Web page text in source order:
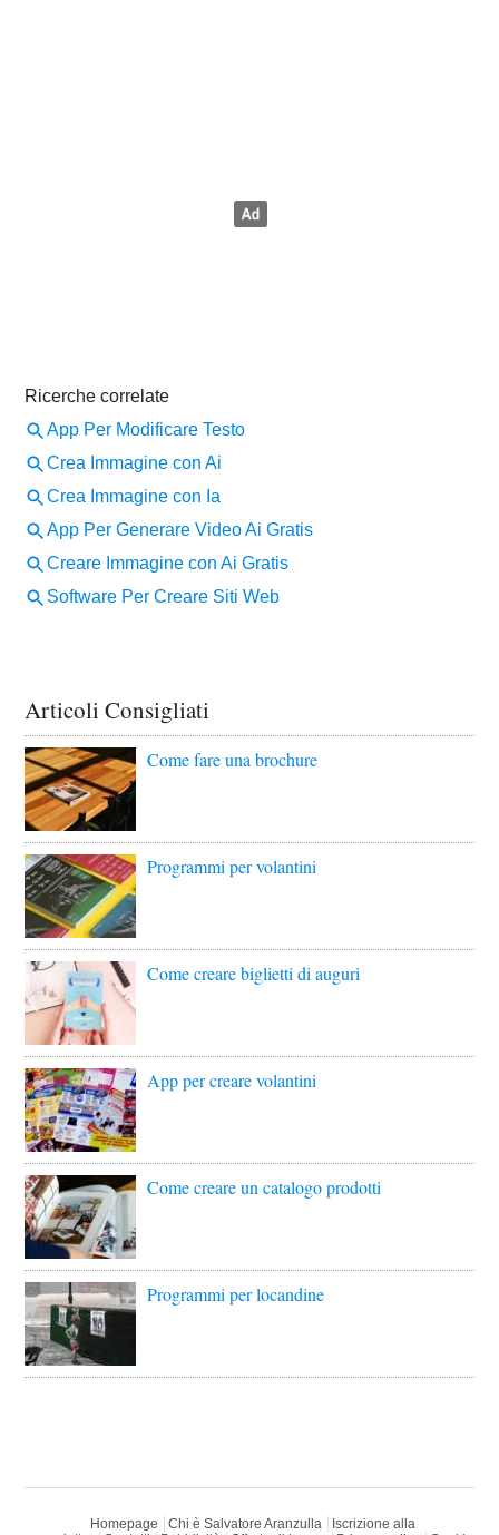
Articoli Consigliati
Come fare una brochure
Programmi per volantini
Come creare biglietti di auguri
App per creare volantini
Come creare un catalogo prodotti
Programmi per locandine
Homepage Chi è Salvatore Aranzulla
Iscrizione alla